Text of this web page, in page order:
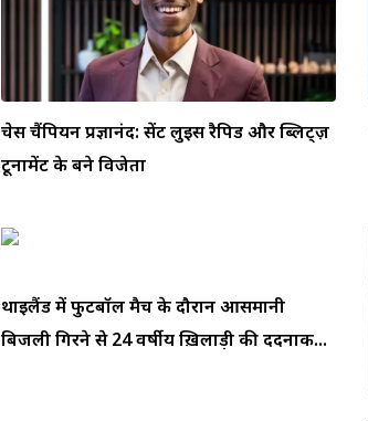
चेस चैंपियन प्रज्ञानंद: सेंट लुइस रैपिड और ब्लिट्ज़
टूर्नामेंट के बने विजेता
थाईलैंड में फुटबॉल मैच के दौरान आसमानी
बिजली गिरने से 24 वर्षीय ख़िलाड़ी की दर्दनाक...